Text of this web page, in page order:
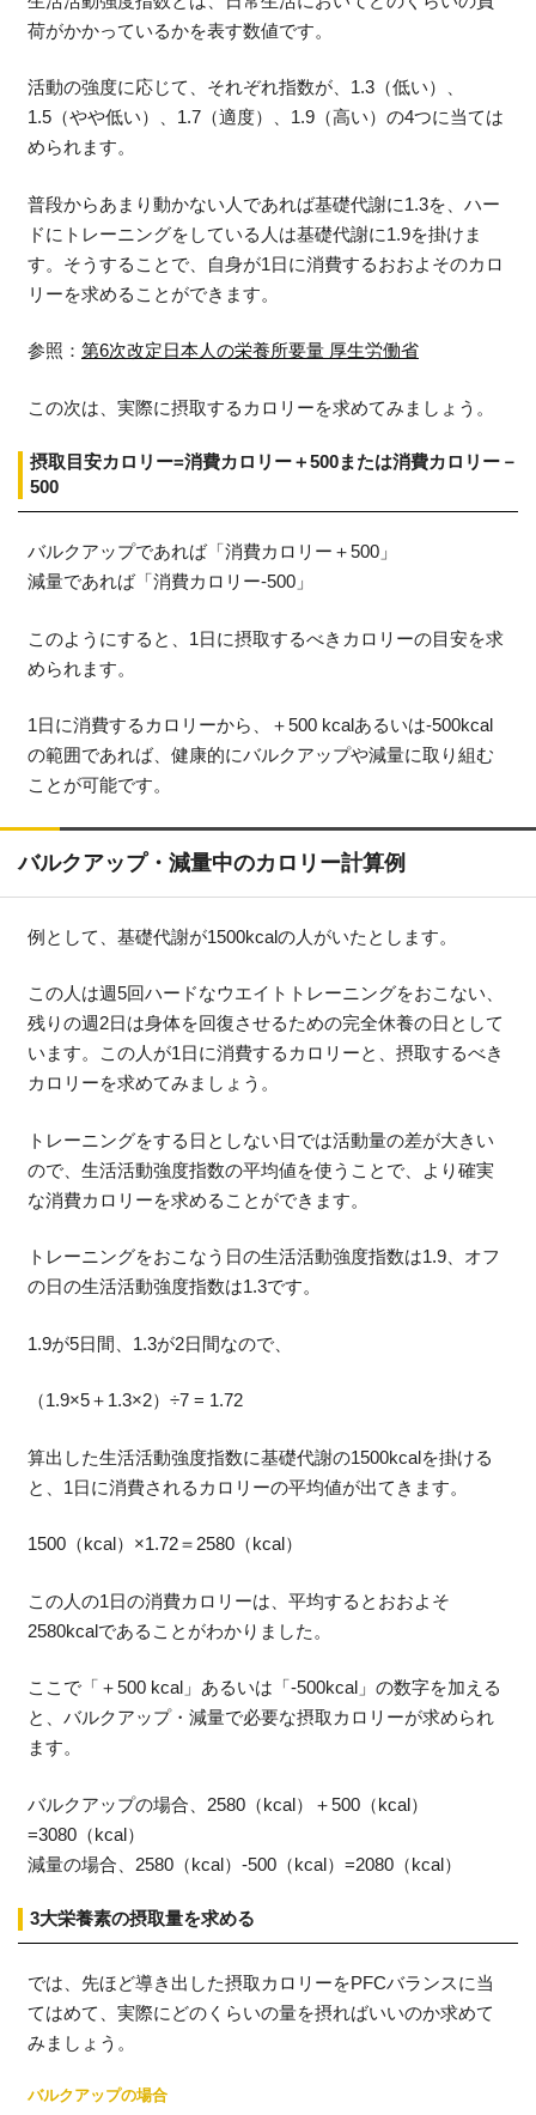
荷がかかっているかを表す数値です。
活動の強度に応じて、それぞれ指数が、1.3（低い）、
1.5（やや低い）、1.7（適度）、1.9（高い）の4つに当ては
められます。
普段からあまり動かない人であれば基礎代謝に1.3を、ハー
ドにトレーニングをしている人は基礎代謝に1.9を掛けま
す。そうすることで、自身が1日に消費するおおよそのカロ
リーを求めることができます。
参照： 第6次改定日本人の栄養所要量 厚生労働省
この次は、実際に摂取するカロリーを求めてみましょう。
摂取目安カロリー=消費カロリー＋500または消費カロリー－
500
バルクアップであれば「消費カロリー＋500」
減量であれば「消費カロリー‐500」
このようにすると、1日に摂取するべきカロリーの目安を求
められます。
1日に消費するカロリーから、＋500 kcalあるいは‐500kcal
の範囲であれば、健康的にバルクアップや減量に取り組む
ことが可能です。
バルクアップ・減量中のカロリー計算例
例として、基礎代謝が1500kcalの人がいたとします。
この人は週5回ハードなウエイトトレーニングをおこない、
残りの週2日は身体を回復させるための完全休養の日として
います。この人が1日に消費するカロリーと、摂取するべき
カロリーを求めてみましょう。
トレーニングをする日としない日では活動量の差が大きい
ので、生活活動強度指数の平均値を使うことで、より確実
な消費カロリーを求めることができます。
トレーニングをおこなう日の生活活動強度指数は1.9、オフ
の日の生活活動強度指数は1.3です。
1.9が5日間、1.3が2日間なので、
（1.9×5＋1.3×2）÷7 = 1.72
算出した生活活動強度指数に基礎代謝の1500kcalを掛ける
と、1日に消費されるカロリーの平均値が出てきます。
1500（kcal）×1.72＝2580（kcal）
この人の1日の消費カロリーは、平均するとおおよそ
2580kcalであることがわかりました。
ここで「＋500 kcal」あるいは「‐500kcal」の数字を加える
と、バルクアップ・減量で必要な摂取カロリーが求められ
ます。
バルクアップの場合、2580（kcal）＋500（kcal）
=3080（kcal）
減量の場合、2580（kcal）-500（kcal）=2080（kcal）
3大栄養素の摂取量を求める
では、先ほど導き出した摂取カロリーをPFCバランスに当
てはめて、実際にどのくらいの量を摂ればいいのか求めて
みましょう。
バルクアップの場合